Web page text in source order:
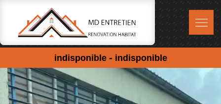
indisponible - indisponible